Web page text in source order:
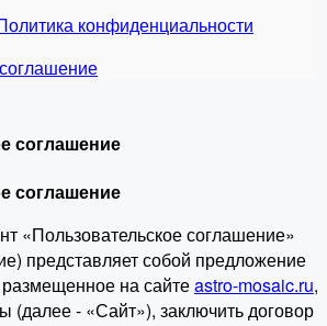
конфиденциальности
соглашение
соглашение
«Пользовательское соглашение»
представляет собой предложение
на сайтеastro-mosaic.ru,
(далее - «Сайт»), заключить договор